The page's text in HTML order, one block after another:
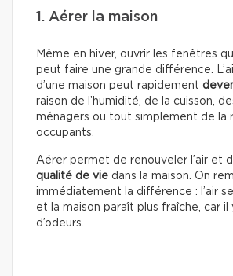
1. Aérer la maison
Même en hiver, ouvrir les fenêtres
peut faire une grande différence.
d’une maison peut rapidement
raison de l’humidité, de la cuisson,
ménagers ou tout simplement de la
occupants.
Aérer permet de renouveler l’air et
qualité de vie dans la maison. On
immédiatement la différence : l’air
et la maison paraît plus fraîche, car il
d’odeurs.